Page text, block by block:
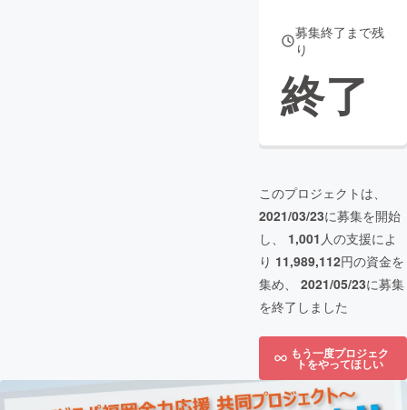
募集終了まで残
り
終了
このプロジェクトは、
2021/03/23に募集を開始
し、 1,001 人の支援によ
り 11,989,112円の資金を
集め、 2021/05/23に募集
を終了しました
もう一度プロジェク
トをやってほしい